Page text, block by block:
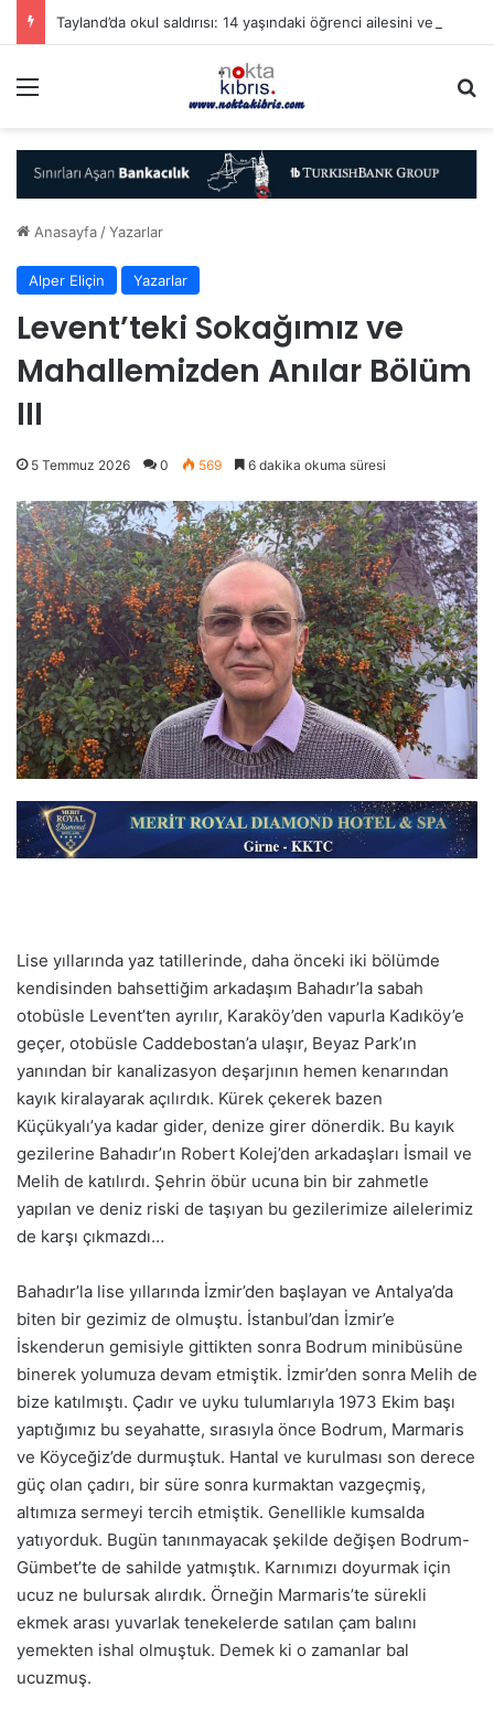
Anasayfa /Yazarlar
Alper Eliçin Yazarlar
Levent’teki Sokağımız ve
Mahallemizden Anılar Bölüm
III
5 Temmuz 2026 0 569 6 dakika okuma süresi
Lise yıllarında yaz tatillerinde, daha önceki iki bölümde
kendisinden bahsettiğim arkadaşım Bahadır’la sabah
otobüsle Levent’ten ayrılır, Karaköy’den vapurla Kadıköy’e
geçer, otobüsle Caddebostan’a ulaşır, Beyaz Park’ın
yanından bir kanalizasyon deşarjının hemen kenarından
kayık kiralayarak açılırdık. Kürek çekerek bazen
Küçükyalı’ya kadar gider, denize girer dönerdik. Bu kayık
gezilerine Bahadır’ın Robert Kolej’den arkadaşları İsmail ve
Melih de katılırdı. Şehrin öbür ucuna bin bir zahmetle
yapılan ve deniz riski de taşıyan bu gezilerimize ailelerimiz
de karşı çıkmazdı…
Bahadır’la lise yıllarında İzmir’den başlayan ve Antalya’da
biten bir gezimiz de olmuştu. İstanbul’dan İzmir’e
İskenderun gemisiyle gittikten sonra Bodrum minibüsüne
binerek yolumuza devam etmiştik. İzmir’den sonra Melih de
bize katılmıştı. Çadır ve uyku tulumlarıyla 1973 Ekim başı
yaptığımız bu seyahatte, sırasıyla önce Bodrum, Marmaris
ve Köyceğiz’de durmuştuk. Hantal ve kurulması son derece
güç olan çadırı, bir süre sonra kurmaktan vazgeçmiş,
altımıza sermeyi tercih etmiştik. Genellikle kumsalda
yatıyorduk. Bugün tanınmayacak şekilde değişen Bodrum-
Gümbet’te de sahilde yatmıştık. Karnımızı doyurmak için
ucuz ne bulursak alırdık. Örneğin Marmaris’te sürekli
ekmek arası yuvarlak tenekelerde satılan çam balını
yemekten ishal olmuştuk. Demek ki o zamanlar bal
ucuzmuş.